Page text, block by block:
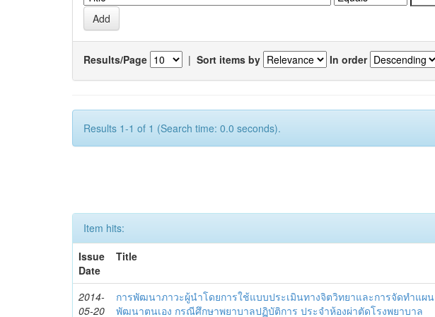
Results/Page | Sort items by In order
Results 1-1 of 1 (Search time: 0.0 seconds).
Item hits:
Issue
Date
Title
2014-
05-20
การพัฒนาภาวะผู้นำโดยการใช้แบบประเมินทางจิตวิทยาและการจัดทำแผน
พัฒนาตนเอง กรณีศึกษาพยาบาลปฏิบัติการ ประจำห้องผ่าตัดโรงพยาบาล